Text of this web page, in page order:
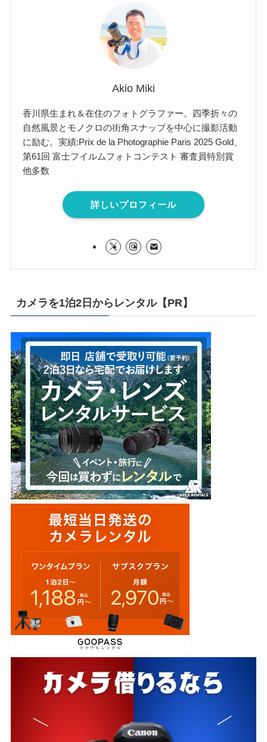
Akio Miki
香川県生まれ＆在住のフォトグラファー。四季折々の
自然風景とモノクロの街角スナップを中心に撮影活動
に励む。実績:Prix de la Photographie Paris 2025 Gold、
第61回 富士フイルムフォトコンテスト 審査員特別賞
他多数
詳しいプロフィール
カメラを1泊2日からレンタル【PR】